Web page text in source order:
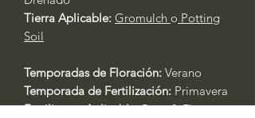
Tierra Aplicable: Gromulch o Potting
Soil
Temporadas de Floración: Verano
Temporada de Fertilización: Primavera
Fertilizante Aplicable: Rose & Flower